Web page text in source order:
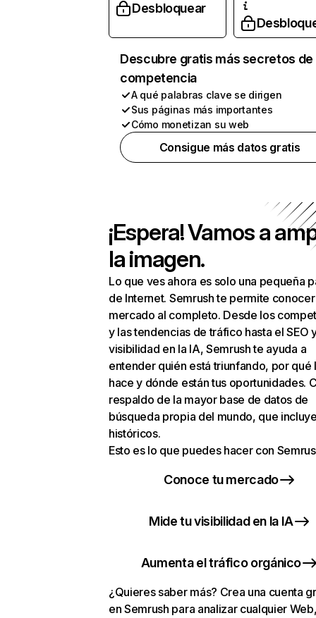
Desbloquear
Descubre gratis más secretos de
competencia
A qué palabras clave se dirigen
Sus páginas más importantes
Cómo monetizan su web
Consigue más datos gratis
¡Espera! Vamos a
la imagen.
Lo que ves ahora es solo una pequeña
de Internet. Semrush te permite
mercado al completo. Desde los
y las tendencias de tráfico hasta el SEO
visibilidad en la IA, Semrush te ayuda a
entender quién está triunfando, por qué
hace y dónde están tus oportunidades.
respaldo de la mayor base de datos de
búsqueda propia del mundo, que
históricos.
Esto es lo que puedes hacer con
Conoce tu mercado
Mide tu visibilidad en la IA
Aumenta el tráfico orgánico
¿Quieres saber más? Crea una cuenta
en Semrush para analizar cualquier